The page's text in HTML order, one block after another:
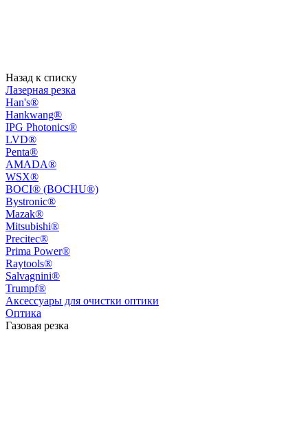
Назад к списку
Лазерная резка
Han's®
Hankwang®
IPG Photonics®
LVD®
Penta®
AMADA®
WSX®
BOCI® (BOCHU®)
Bystronic®
Mazak®
Mitsubishi®
Precitec®
Prima Power®
Raytools®
Salvagnini®
Trumpf®
Аксессуары для очистки оптики
Оптика
Газовая резка